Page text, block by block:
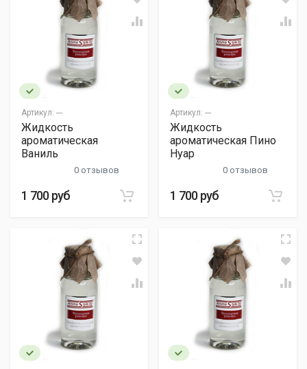
Артикул: ---
Жидкость
ароматическая
Ваниль
0 отзывов
1 700 руб
Артикул: ---
Жидкость
ароматическая Пино
Нуар
0 отзывов
1 700 руб